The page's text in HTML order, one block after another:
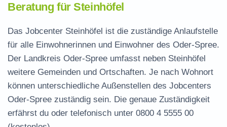
Beratung für Steinhöfel
Das Jobcenter Steinhöfel ist die zuständige Anlaufstelle
für alle Einwohnerinnen und Einwohner des Oder-Spree.
Der Landkreis Oder-Spree umfasst neben Steinhöfel
weitere Gemeinden und Ortschaften. Je nach Wohnort
können unterschiedliche Außenstellen des Jobcenters
Oder-Spree zuständig sein. Die genaue Zuständigkeit
erfährst du oder telefonisch unter 0800 4 5555 00